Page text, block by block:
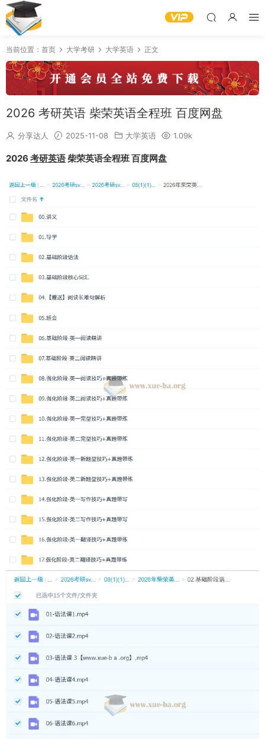
当前位置： 首页 大学考研 大学英语 正文
2026 考研英语 柴荣英语全程班 百度网盘
分享达人 2025-11-08 大学英语 1.09k
2026 考研英语柴荣英语全程班 百度网盘